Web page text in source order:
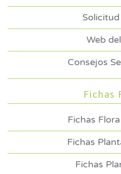
Web
Consejos
Fichas
Fichas
Fichas
Fichas